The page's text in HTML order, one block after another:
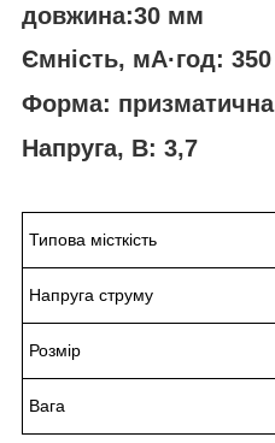
довжина:30 мм
Ємність, мА·год: 350
Форма: призматична
Напруга, В: 3,7
Типова місткість
Напруга струму
Розмір
Вага